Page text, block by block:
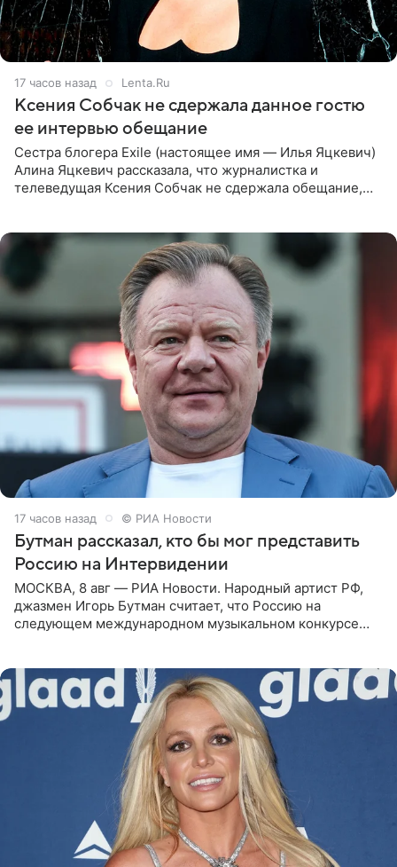
17 часов назад Lenta.Ru
Ксения Собчак не сдержала данное гостю
ее интервью обещание
Сестра блогера Exile (настоящее имя — Илья Яцкевич)
Алина Яцкевич рассказала, что журналистка и
телеведущая Ксения Собчак не сдержала обещание,
17 часов назад © РИА Новости
Бутман рассказал, кто бы мог представить
Россию на Интервидении
МОСКВА, 8 авг — РИА Новости. Народный артист РФ,
джазмен Игорь Бутман считает, что Россию на
следующем международном музыкальном конкурсе